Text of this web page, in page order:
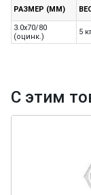
РАЗМЕР (ММ)
3.0х70/80
(оцинк.)
5
С этим